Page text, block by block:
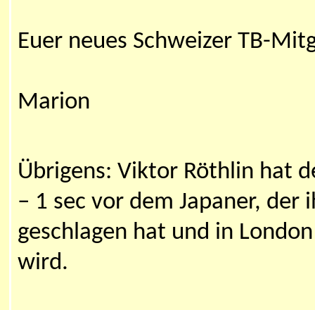
Euer neues Schweizer TB-
Marion
Übrigens: Viktor Röthlin hat
– 1 sec vor dem Japaner,
geschlagen hat und in
wird.